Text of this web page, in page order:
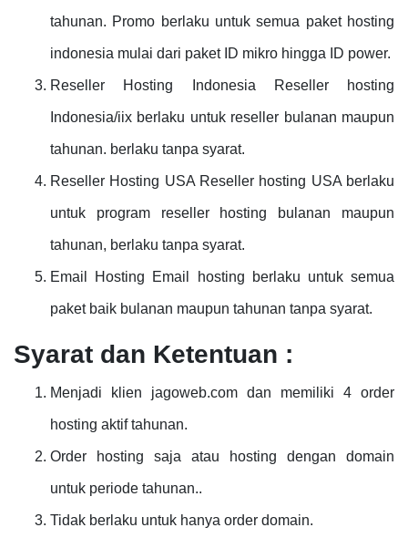
tahunan. Promo berlaku untuk semua paket hosting
indonesia mulai dari paket ID mikro hingga ID power.
Reseller Hosting Indonesia Reseller hosting
Indonesia/iix berlaku untuk reseller bulanan maupun
tahunan. berlaku tanpa syarat.
Reseller Hosting USA Reseller hosting USA berlaku
untuk program reseller hosting bulanan maupun
tahunan, berlaku tanpa syarat.
Email Hosting Email hosting berlaku untuk semua
paket baik bulanan maupun tahunan tanpa syarat.
Syarat dan Ketentuan :
Menjadi klien jagoweb.com dan memiliki 4 order
hosting aktif tahunan.
Order hosting saja atau hosting dengan domain
untuk periode tahunan..
Tidak berlaku untuk hanya order domain.